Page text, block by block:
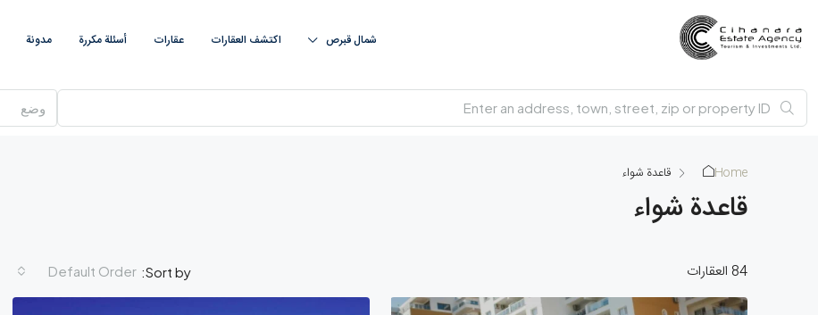
شمال قبرص اكتشف العقارات عقارات أسئلة مكررة مدونة
وضع
Home قاعدة شواء
قاعدة شواء
84 العقارات Sort by:
Default Order